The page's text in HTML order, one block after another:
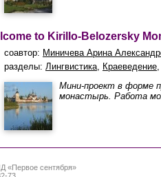
to Kirillo-Belozersky
соавтор: Миничева Арина
разделы: Лингвистика Краеведение
Мини-проект в форме
монастырь. Работа
«Первое сентября»